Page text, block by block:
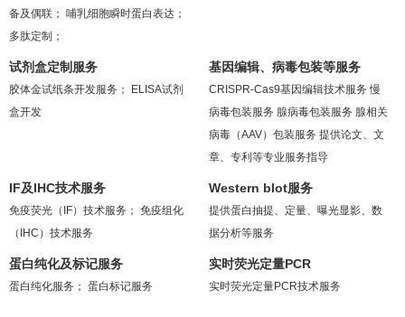
备及偶联； 哺乳细胞瞬时蛋白表达；
多肽定制；
试剂盒定制服务
胶体金试纸条开发服务；
ELISA试剂
盒开发
基因编辑、病毒包装等服务
CRISPR-Cas9基因编辑技术服务 慢
病毒包装服务 腺病毒包装服务 腺相关
病毒（AAV）包装服务 提供论文、文
章、专利等专业服务指导
IF及IHC技术服务
免疫荧光（IF）技术服务； 免疫组化
（IHC）技术服务
Western blot服务
提供蛋白抽提、定量、曝光显影、数
据分析等服务
蛋白纯化及标记服务
蛋白纯化服务； 蛋白标记服务
实时荧光定量PCR
实时荧光定量PCR技术服务